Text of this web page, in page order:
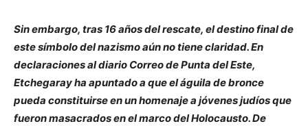
Sin embargo, tras 16 años del rescate, el destino final de
este símbolo del nazismo aún no tiene claridad. En
declaraciones al diario Correo de Punta del Este,
Etchegaray ha apuntado a que el águila de bronce
pueda constituirse en un homenaje a jóvenes judíos que
fueron masacrados en el marco del Holocausto. De